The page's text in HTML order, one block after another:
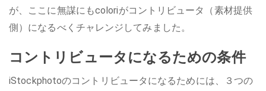
が、ここに無謀にもcoloriがコントリビュータ（素材提供
側）になるべくチャレンジしてみました。
コントリビュータになるための条件
iStockphotoのコントリビュータになるためには、３つの